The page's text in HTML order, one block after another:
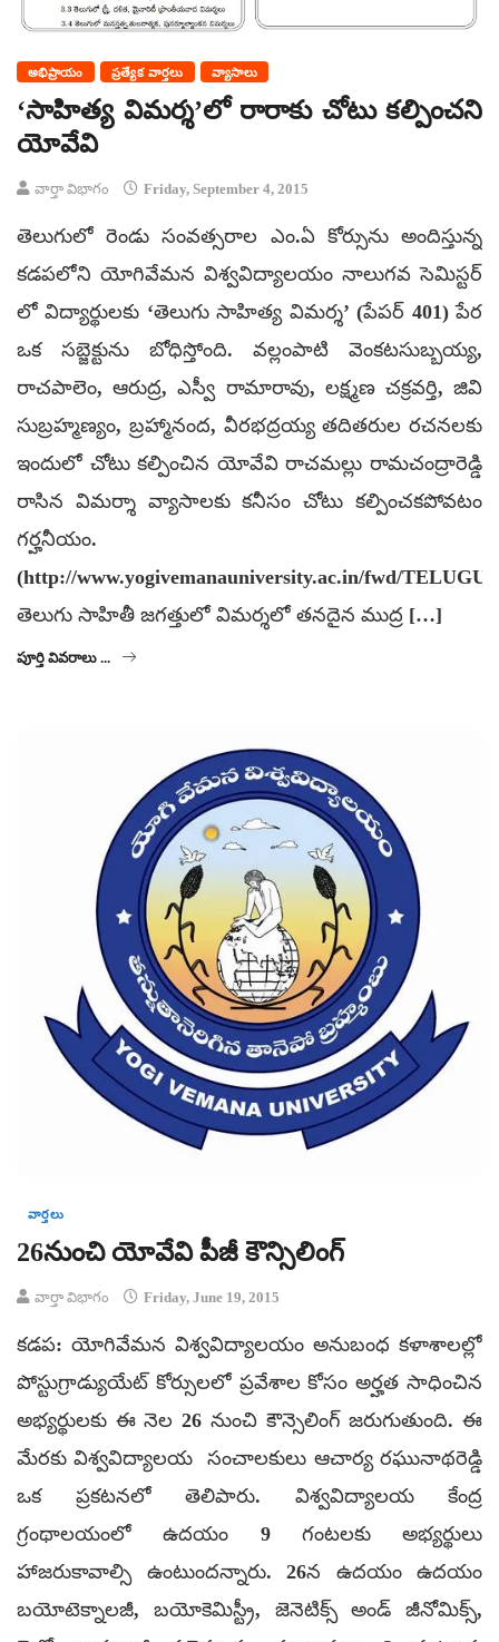
అభిప్రాయం ప్రత్యేక వార్తలు వ్యాసాలు
‘సాహిత్య విమర్శ’లో రారాకు చోటు కల్పించని
యోవేవి
వార్తా విభాగం Friday, September 4, 2015
తెలుగులో రెండు సంవత్సరాల ఎం.ఏ కోర్సును అందిస్తున్న
కడపలోని యోగివేమన విశ్వవిద్యాలయం నాలుగవ సెమిస్టర్
లో విద్యార్థులకు ‘తెలుగు సాహిత్య విమర్శ’ (పేపర్ 401) పేర
ఒక సబ్జెక్టును బోధిస్తోంది. వల్లంపాటి వెంకటసుబ్బయ్య,
రాచపాలెం, ఆరుద్ర, ఎస్వీ రామారావు, లక్ష్మణ చక్రవర్తి, జివి
సుబ్రహ్మణ్యం, బ్రహ్మానంద, వీరభద్రయ్య తదితరుల రచనలకు
ఇందులో చోటు కల్పించిన యోవేవి రాచమల్లు రామచంద్రారెడ్డి
రాసిన విమర్శా వ్యాసాలకు కనీసం చోటు కల్పించకపోవటం
గర్హనీయం.
(http://www.yogivemanauniversity.ac.in/fwd/
తెలుగు సాహితీ జగత్తులో విమర్శలో తనదైన ముద్ర […]
పూర్తి వివరాలు ...
వార్తలు
26నుంచి యోవేవి పీజీ కౌన్సిలింగ్
వార్తా విభాగం Friday, June 19, 2015
కడప: యోగివేమన విశ్వవిద్యాలయం అనుబంధ కళాశాలల్లో
పోస్టుగ్రాడ్యుయేట్ కోర్సులలో ప్రవేశాల కోసం అర్హత సాధించిన
అభ్యర్థులకు ఈ నెల 26 నుంచి కౌన్సెలింగ్ జరుగుతుంది. ఈ
మేరకు విశ్వవిద్యాలయ సంచాలకులు ఆచార్య రఘునాథరెడ్డి
ఒక ప్రకటనలో తెలిపారు. విశ్వవిద్యాలయ కేంద్ర
గ్రంథాలయంలో ఉదయం 9 గంటలకు అభ్యర్థులు
హాజరుకావాల్సి ఉంటుందన్నారు. 26న ఉదయం ఉదయం
బయోటెక్నాలజీ, బయోకెమిస్ట్రీ, జెనెటిక్స్ అండ్ జీనోమిక్స్,